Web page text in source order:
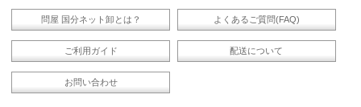
問屋 国分ネット卸とは？ よくあるご質問(FAQ)
ご利用ガイド 配送について
お問い合わせ